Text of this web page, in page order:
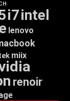
i7intel
lenovo
miix
renoir